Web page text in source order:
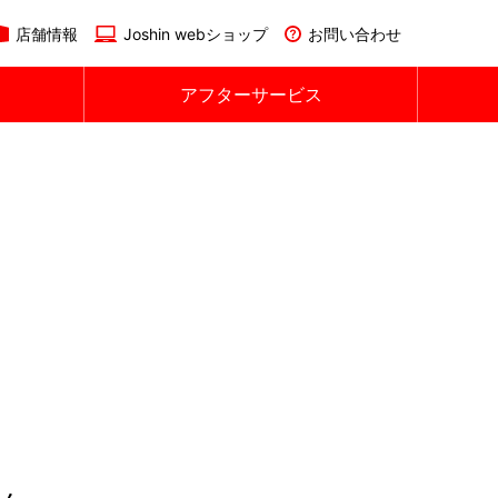
店舗情報 Joshin webショップ お問い合わせ
アフターサービス